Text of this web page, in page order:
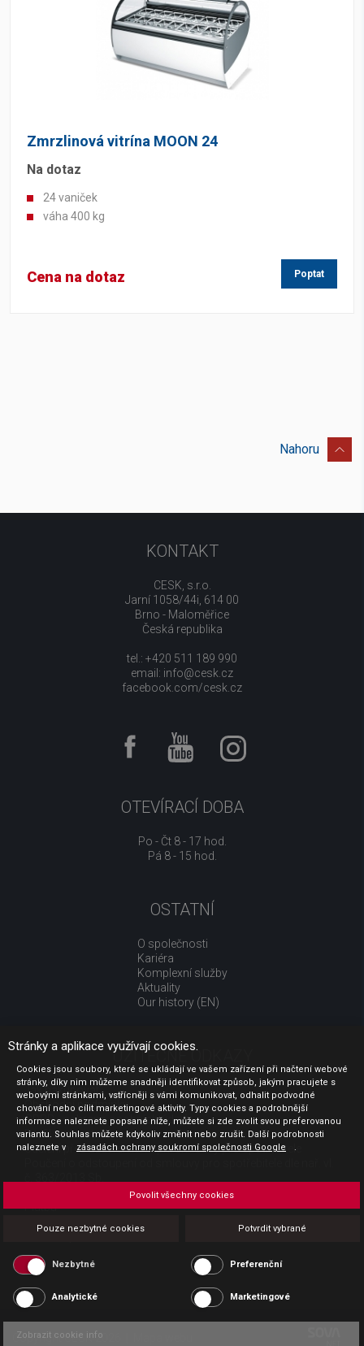
Zmrzlinová vitrína MOON 24
Na dotaz
24 vaniček
váha 400 kg
Cena na dotaz Poptat
Nahoru
KONTAKT
CESK, s.r.o.
Jarní 1058/44i, 614 00
Brno - Maloměřice
Česká republika
tel.: +420 511 189 990
email: info@cesk.cz
facebook.com/cesk.cz
OTEVÍRACÍ DOBA
Po - Čt 8 - 17 hod.
Pá 8 - 15 hod.
OSTATNÍ
O společnosti
Kariéra
Komplexní služby
Aktuality
Our history (EN)
UŽITEČNÉ ODKAZY
Jak nakupovat
Obchodní podmínky
GDPR - ochrana osobních údajů
Profil zadavatele
Sdělení před uzavřením kupní smlouvy pro spotřebitele
Platba
Povinná publicita
Copyright CESK 2026 |
Stránky a aplikace využívají cookies.
Cookies jsou soubory, které se ukládají ve vašem zařízení při načtení webové
stránky, díky nim můžeme snadněji identifikovat způsob, jakým pracujete s
webovými stránkami, vstřícněji s vámi komunikovat, odhalit podvodné
chování nebo cílit marketingové aktivity. Typy cookies a podrobnější
informace naleznete popsané níže, můžete si zde zvolit svou preferovanou
variantu. Souhlas můžete kdykoliv změnit nebo zrušit. Další podrobnosti
naleznete v
zásadách ochrany soukromí společnosti Google .
Pouze nezbytné cookies Potvrdit vybrané
Povolit všechny cookies
Nezbytné Preferenční
Analytické Marketingové
Zobrazit cookie info